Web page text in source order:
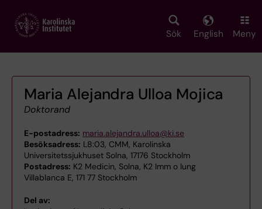
main
Sök English Meny
Maria Alejandra Ulloa Mojica
Doktorand
E-postadress: maria.alejandra.ulloa@ki.se
Besöksadress: L8:03, CMM, Karolinska
Universitetssjukhuset Solna, 17176 Stockholm
Postadress: K2 Medicin, Solna, K2 Imm o lung
Villablanca E, 171 77 Stockholm
Del av: